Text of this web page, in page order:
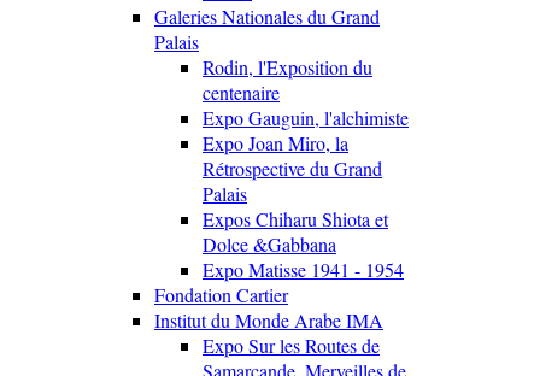
Galeries Nationales du Grand
Palais
Rodin, l'Exposition du
centenaire
Expo Gauguin, l'alchimiste
Expo Joan Miro, la
Rétrospective du Grand
Palais
Expos Chiharu Shiota et
Dolce &Gabbana
Expo Matisse 1941 - 1954
Fondation Cartier
Institut du Monde Arabe IMA
Expo Sur les Routes de